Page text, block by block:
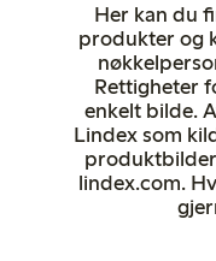
Her kan du
produkter og
Rettigheter
enkelt bilde.
Lindex som
lindex.com.